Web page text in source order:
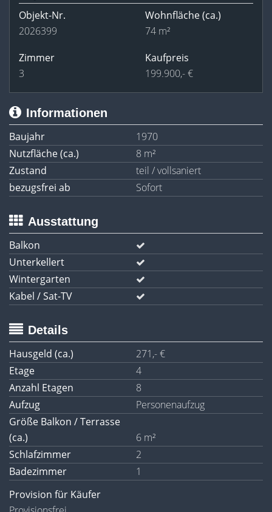
Objekt-Nr.
2026399
Wohnfläche(ca.)
74 m²
Zimmer
3
Kaufpreis
199.900,- €
Informationen
Baujahr
1970
Nutzfläche (ca.)
8 m²
Zustand
teil / vollsaniert
bezugsfrei ab
Sofort
Ausstattung
Balkon
Unterkellert
Wintergarten
Kabel / Sat-TV
Details
Hausgeld (ca.)
271,- €
Etage
4
Anzahl Etagen
8
Aufzug
Personenaufzug
Größe Balkon / Terrasse
(ca.)
6 m²
Schlafzimmer
2
Badezimmer
1
Provision für Käufer